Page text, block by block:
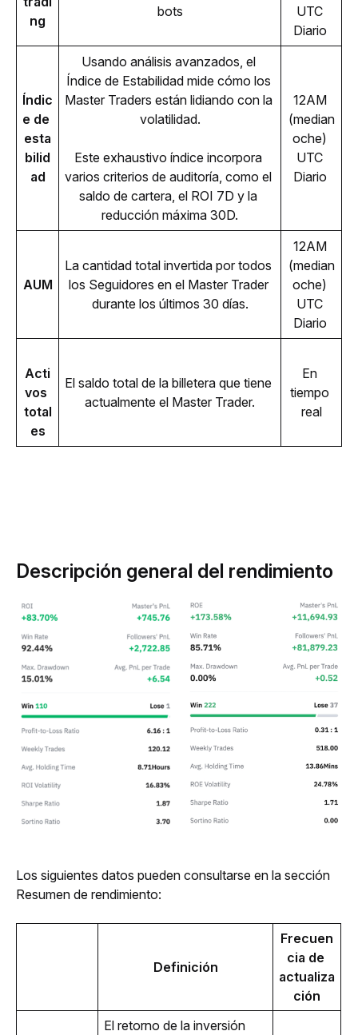
ng
bots
UTC
Diario
Índic
e de
esta
bilid
ad
Usando análisis avanzados, el
Índice de Estabilidad mide cómo los
Master Traders están lidiando con la
volatilidad.
Este exhaustivo índice incorpora
varios criterios de auditoría, como el
saldo de cartera, el ROI 7D y la
reducción máxima 30D.
12AM
(median
oche)
UTC
Diario
AUM
La cantidad total invertida por todos
los Seguidores en el Master Trader
durante los últimos 30 días.
12AM
(median
oche)
UTC
Diario
Acti
vos
total
es
El saldo total de la billetera que tiene
actualmente el Master Trader.
En
tiempo
real
Descripción general del rendimiento
Los siguientes datos pueden consultarse en la sección
Resumen de rendimiento:
Definición
Frecuen
cia de
actualiza
ción
El retorno de la inversión